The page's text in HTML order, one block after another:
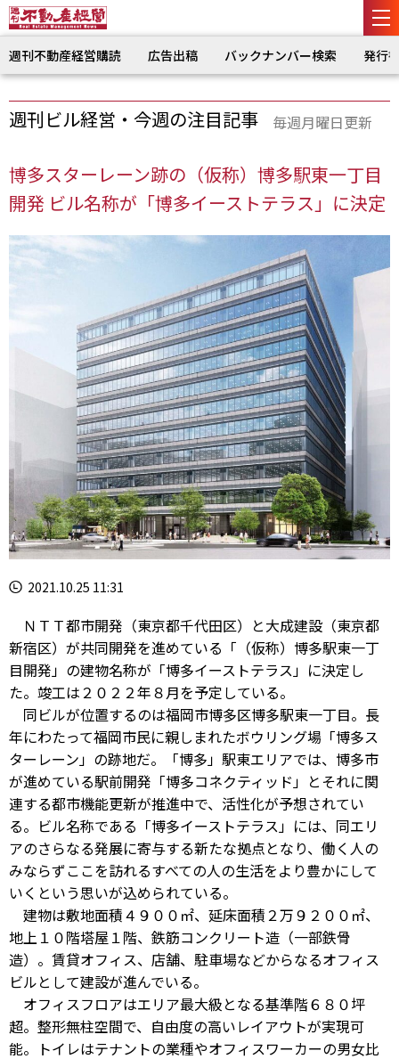
週刊不動産経営購読 広告出稿 バックナンバー検索 発行
週刊ビル経営・今週の注目記事 毎週月曜日更新
博多スターレーン跡の（仮称）博多駅東一丁目
開発 ビル名称が「博多イーストテラス」に決定
2021.10.25 11:31
ＮＴＴ都市開発（東京都千代田区）と大成建設（東京都
新宿区）が共同開発を進めている「（仮称）博多駅東一丁
目開発」の建物名称が「博多イーストテラス」に決定し
た。竣工は２０２２年８月を予定している。
同ビルが位置するのは福岡市博多区博多駅東一丁目。長
年にわたって福岡市民に親しまれたボウリング場「博多ス
ターレーン」の跡地だ。「博多」駅東エリアでは、博多市
が進めている駅前開発「博多コネクティッド」とそれに関
連する都市機能更新が推進中で、活性化が予想されてい
る。ビル名称である「博多イーストテラス」には、同エリ
アのさらなる発展に寄与する新たな拠点となり、働く人の
みならずここを訪れるすべての人の生活をより豊かにして
いくという思いが込められている。
建物は敷地面積４９００㎡、延床面積２万９２００㎡、
地上１０階塔屋１階、鉄筋コンクリート造（一部鉄骨
造）。賃貸オフィス、店舗、駐車場などからなるオフィス
ビルとして建設が進んでいる。
オフィスフロアはエリア最大級となる基準階６８０坪
超。整形無柱空間で、自由度の高いレイアウトが実現可
能。トイレはテナントの業種やオフィスワーカーの男女比